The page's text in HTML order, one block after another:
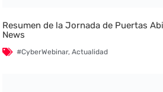
Resumen de la Jornada de Puertas
News
#CyberWebinar,Actualidad